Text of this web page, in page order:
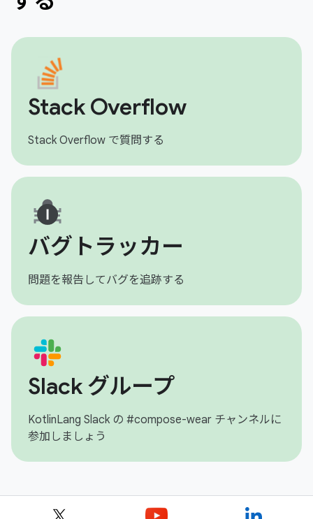
Stack Overflow
Stack Overflow で質問する
バグトラッカー
問題を報告してバグを追跡する
Slack グループ
KotlinLang Slack の #compose-wear チャンネルに
参加しましょう